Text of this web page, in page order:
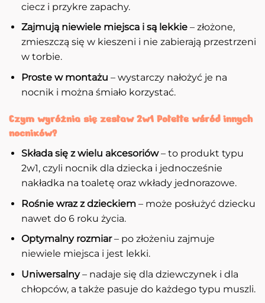
ciecz i przykre zapachy.
Zajmują niewiele miejsca i są lekkie– złożone,
zmieszczą się w kieszeni i nie zabierają przestrzeni
w torbie.
Proste w montażu – wystarczy nałożyć je na
nocnik i można śmiało korzystać.
Czym wyróżnia się zestaw 2w1 Potette wśród innych
nocników?
Składa się z wielu akcesoriów– to produkt typu
2w1, czyli nocnik dla dziecka i jednocześnie
nakładka na toaletę oraz wkłady jednorazowe.
Rośnie wraz z dzieckiem – może posłużyć dziecku
nawet do 6 roku życia.
Optymalny rozmiar– po złożeniu zajmuje
niewiele miejsca i jest lekki.
Uniwersalny– nadaje się dla dziewczynek i dla
chłopców, a także pasuje do każdego typu muszli.